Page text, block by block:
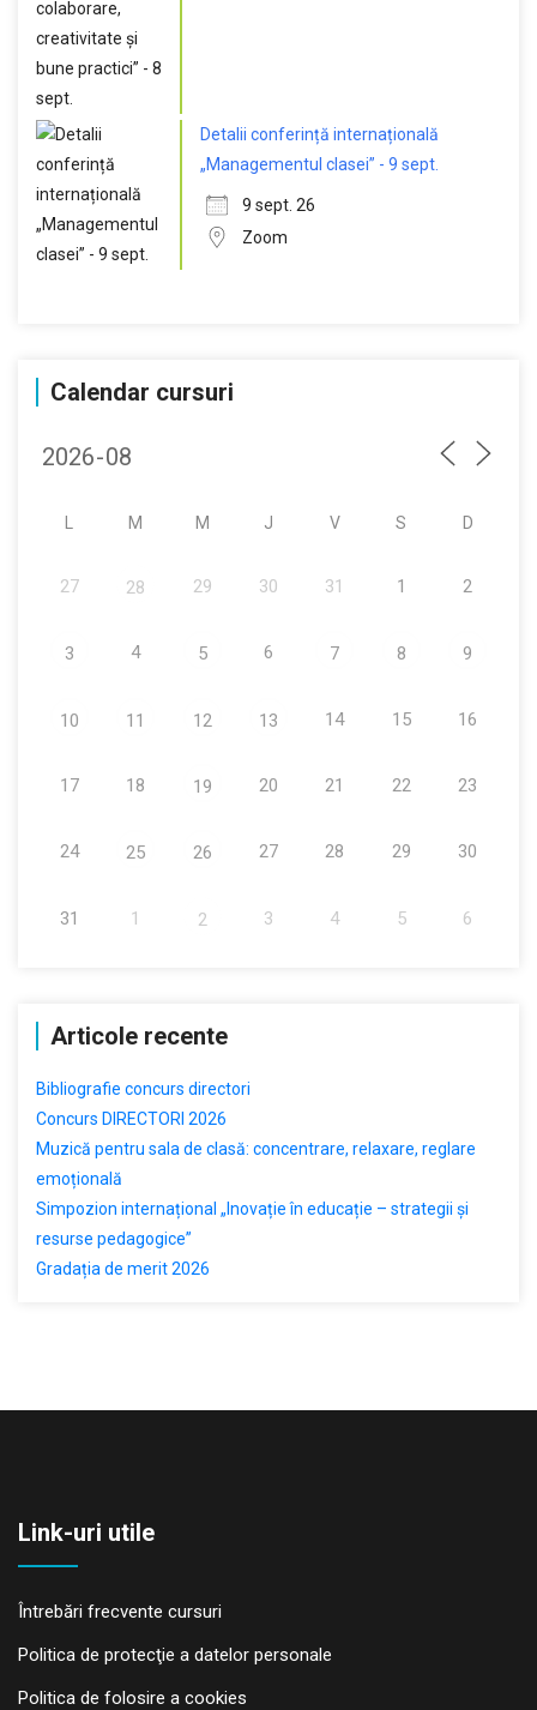
Detalii conferință internațională
„Managementul clasei” - 9 sept.
9 sept. 26
Zoom
Calendar cursuri
M M J V S D
27 28 29 30 31 1 2
3 4 5 6 7 8 9
10 11 12 13 14 15 16
17 18 19 20 21 22 23
24 25 26 27 28 29 30
31 1 2 3 4 5 6
Articole recente
Bibliografie concurs directori
Concurs DIRECTORI 2026
Muzică pentru sala de clasă: concentrare, relaxare, reglare
emoțională
Simpozion internațional „Inovație în educație – strategii și
resurse pedagogice”
Gradația de merit 2026
Link-uri utile
Întrebări frecvente cursuri
Politica de protecţie a datelor personale
Politica de folosire a cookies